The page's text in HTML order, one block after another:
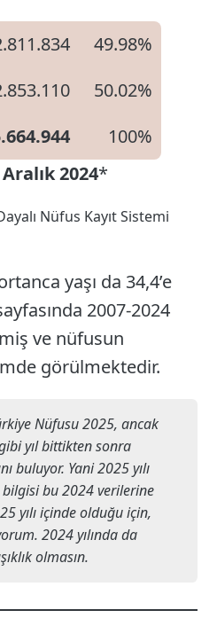
49.98%
50.02%
100%
2024*
Nüfus Kayıt Sistemi
yaşı da 34,4’e
2007-2024
ve nüfusun
görülmektedir.
Nüfusu 2025, ancak
yıl bittikten sonra
buluyor. Yani 2025 yılı
bu 2024 verilerine
yılı içinde olduğu için,
2024 yılında da
olmasın.